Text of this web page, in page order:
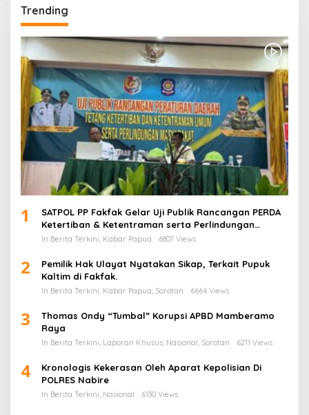
Trending
1
SATPOL PP Fakfak Gelar Uji Publik Rancangan PERDA
Ketertiban & Ketentraman serta Perlindungan
Masyarakat
In Berita Terkini, Kabar Papua 6807 Views
2
Pemilik Hak Ulayat Nyatakan Sikap, Terkait Pupuk
Kaltim di Fakfak.
In Berita Terkini, Kabar Papua, Sorotan 6664 Views
3
Thomas Ondy “Tumbal” Korupsi APBD Mamberamo
Raya
In Berita Terkini, Laporan Khusus, Nasional, Sorotan 6211 Views
4
Kronologis Kekerasan Oleh Aparat Kepolisian Di
POLRES Nabire
In Berita Terkini, Nasional 6130 Views